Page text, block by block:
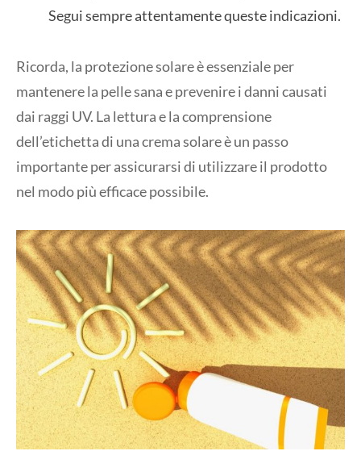
Segui sempre attentamente queste indicazioni.
Ricorda, la protezione solare è essenziale per
mantenere la pelle sana e prevenire i danni causati
dai raggi UV. La lettura e la comprensione
dell’etichetta di una crema solare è un passo
importante per assicurarsi di utilizzare il prodotto
nel modo più efficace possibile.